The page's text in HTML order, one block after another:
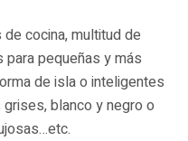
cocina, multitud de
pequeñas y más
de isla o inteligentes
blanco y negro o